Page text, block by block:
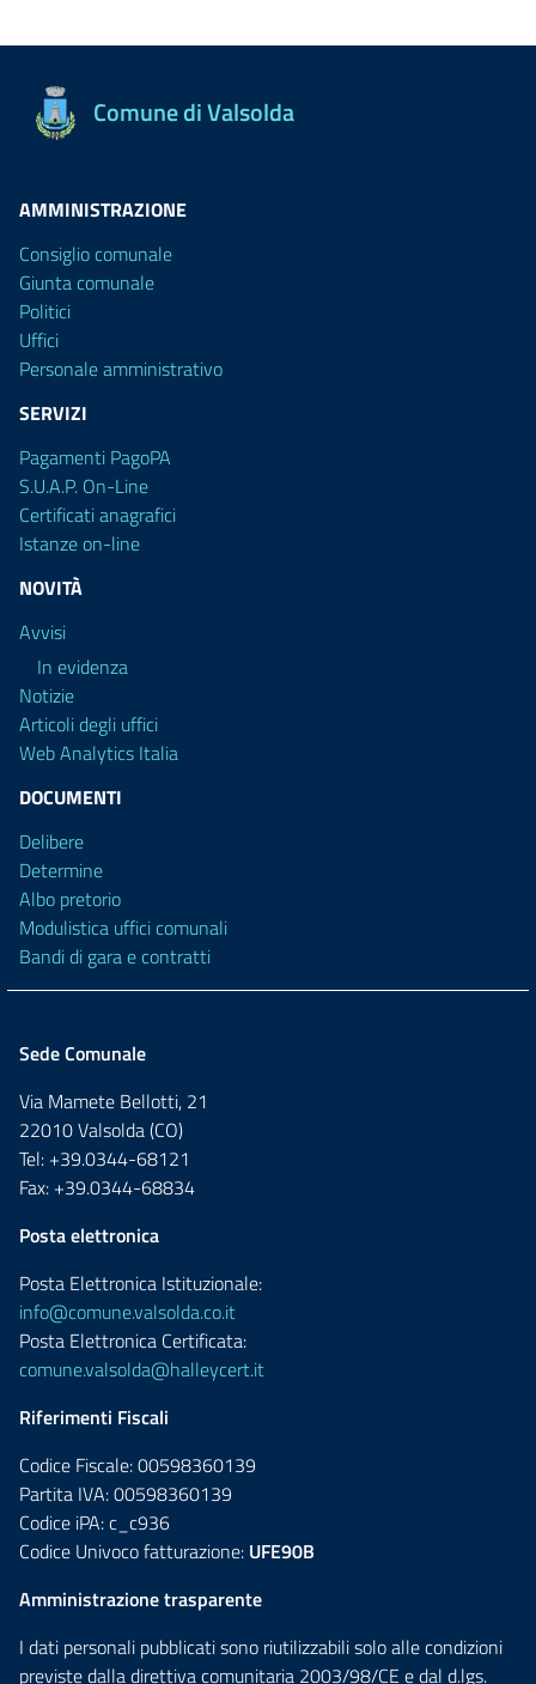
Comune di Valsolda
AMMINISTRAZIONE
Consiglio comunale
Giunta comunale
Politici
Uffici
Personale amministrativo
SERVIZI
Pagamenti PagoPA
S.U.A.P. On-Line
Certificati anagrafici
Istanze on-line
NOVITÀ
Avvisi
In evidenza
Notizie
Articoli degli uffici
Web Analytics Italia
DOCUMENTI
Delibere
Determine
Albo pretorio
Modulistica uffici comunali
Bandi di gara e contratti
Sede Comunale
Via Mamete Bellotti, 21
22010 Valsolda (CO)
Tel: +39.0344-68121
Fax: +39.0344-68834
Posta elettronica
Posta Elettronica Istituzionale:
info@comune.valsolda.co.it
Posta Elettronica Certificata:
comune.valsolda@halleycert.it
Riferimenti Fiscali
Codice Fiscale: 00598360139
Partita IVA: 00598360139
Codice iPA: c_c936
Codice Univoco fatturazione: UFE90B
Amministrazione trasparente
I dati personali pubblicati sono riutilizzabili solo alle condizioni
previste dalla direttiva comunitaria 2003/98/CE e dal d.lgs.